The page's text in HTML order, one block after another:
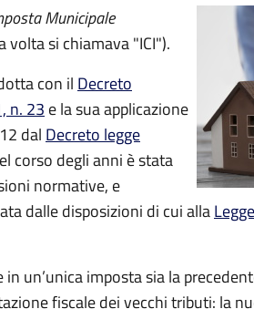
Municipale
volta si chiamava "ICI").
con il Decreto
n. 23 e la sua applicazione
dal Decreto legge
corso degli anni è stata
normative, e
dalle disposizioni di cui alla
un’unica imposta sia la
fiscale dei vecchi tributi: la